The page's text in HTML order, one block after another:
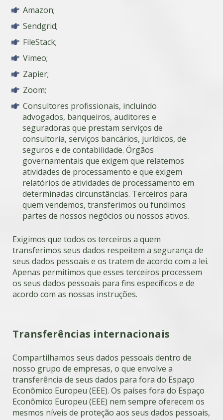
Amazon;
Sendgrid;
FileStack;
Vimeo;
Zapier;
Zoom;
Consultores profissionais, incluindo
advogados, banqueiros, auditores e
seguradoras que prestam serviços de
consultoria, serviços bancários, jurídicos, de
seguros e de contabilidade. Órgãos
governamentais que exigem que relatemos
atividades de processamento e que exigem
relatórios de atividades de processamento em
determinadas circunstâncias. Terceiros para
quem vendemos, transferimos ou fundimos
partes de nossos negócios ou nossos ativos.
Exigimos que todos os terceiros a quem
transferimos seus dados respeitem a segurança de
seus dados pessoais e os tratem de acordo com a lei.
Apenas permitimos que esses terceiros processem
os seus dados pessoais para fins específicos e de
acordo com as nossas instruções.
Transferências internacionais
Compartilhamos seus dados pessoais dentro de
nosso grupo de empresas, o que envolve a
transferência de seus dados para fora do Espaço
Econômico Europeu (EEE). Os países fora do Espaço
Econômico Europeu (EEE) nem sempre oferecem os
mesmos níveis de proteção aos seus dados pessoais,